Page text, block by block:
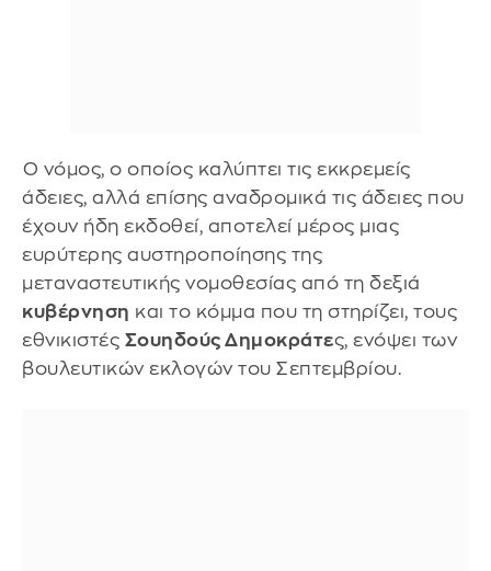
⁠Ο νόμος, ο οποίος καλύπτει τις εκκρεμείς
άδειες, αλλά επίσης αναδρομικά τις άδειες που
έχουν ήδη εκδοθεί, αποτελεί μέρος μιας
ευρύτερης αυστηροποίησης της
μεταναστευτικής νομοθεσίας από τη δεξιά
κυβέρνηση και το κόμμα που τη στηρίζει, τους
εθνικιστές Σουηδούς Δημοκράτες, ενόψει των
βουλευτικών εκλογών του Σεπτεμβρίου.